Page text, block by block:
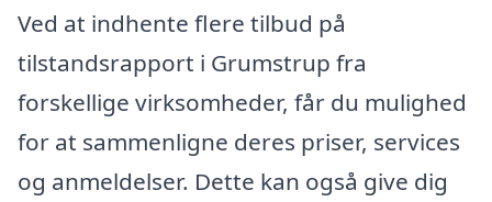
Ved at indhente flere tilbud på
tilstandsrapport i Grumstrup fra
forskellige virksomheder, får du mulighed
for at sammenligne deres priser, services
og anmeldelser. Dette kan også give dig